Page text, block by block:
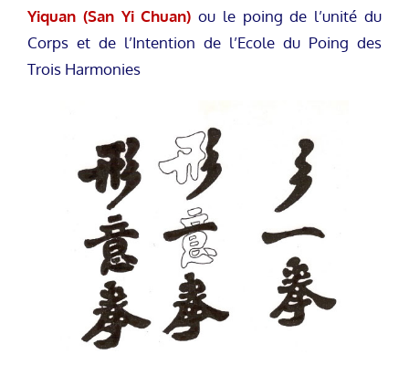
Yiquan (San Yi Chuan) ou le poing de l’unité du
Corps et de l’Intention de l’Ecole du Poing des
Trois Harmonies